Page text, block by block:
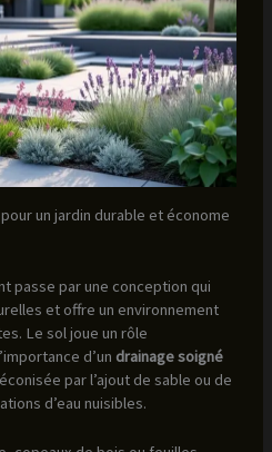
un jardin durable et économe
passe par une conception qui
et offre un environnement
Le sol joue un rôle
d’un drainage soigné
par l’ajout de sable ou de
d’eau nuisibles.